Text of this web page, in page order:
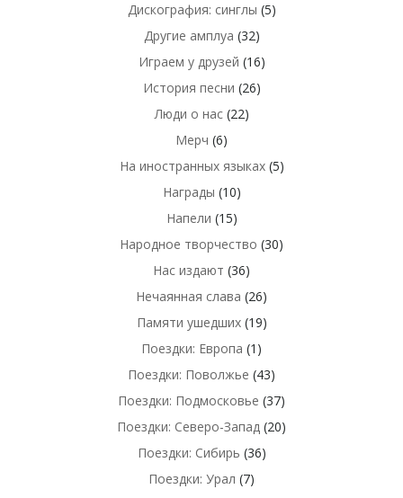
Дискография: синглы (5)
Другие амплуа (32)
Играем у друзей (16)
История песни (26)
Люди о нас(22)
Мерч (6)
На иностранных языках(5)
Награды (10)
Напели (15)
Народное творчество (30)
Нас издают (36)
Нечаянная слава (26)
Памяти ушедших(19)
Поездки: Европа (1)
Поездки: Поволжье (43)
Поездки: Подмосковье (37)
Поездки: Северо-Запад (20)
Поездки: Сибирь (36)
Поездки: Урал (7)